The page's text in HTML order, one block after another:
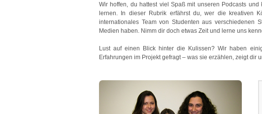
Wir hoffen, du hattest viel Spaß mit unseren Podcasts
lernen. In dieser Rubrik erfährst du, wer die kreativen
internationales Team von Studenten aus verschiedenen
Medien haben. Nimm dir doch etwas Zeit und lerne uns
Lust auf einen Blick hinter die Kulissen? Wir haben
Erfahrungen im Projekt gefragt – was sie erzählen, zeigt dir